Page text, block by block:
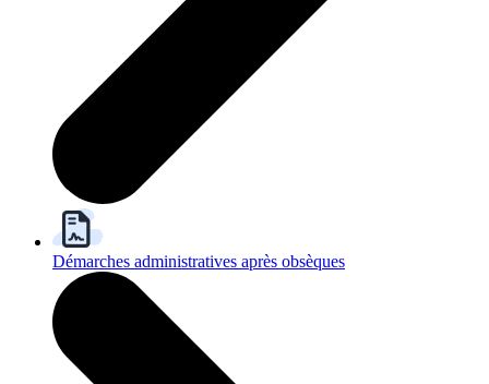
Démarches administratives après obsèques